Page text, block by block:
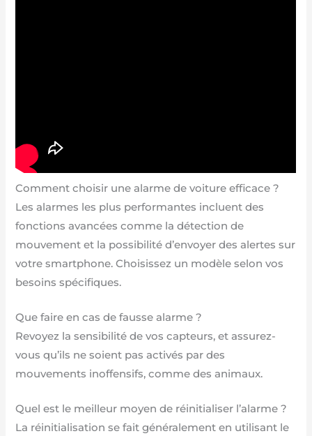
Comment choisir une alarme de voiture efficace ?
Les alarmes les plus performantes incluent des
fonctions avancées comme la détection de
mouvement et la possibilité d’envoyer des alertes sur
votre smartphone. Choisissez un modèle selon vos
besoins spécifiques.
Que faire en cas de fausse alarme ?
Revoyez la sensibilité de vos capteurs, et assurez-
vous qu’ils ne soient pas activés par des
mouvements inoffensifs, comme des animaux.
Quel est le meilleur moyen de réinitialiser l’alarme ?
La réinitialisation se fait généralement en utilisant le